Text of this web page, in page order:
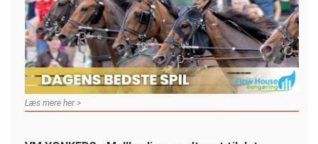
Læs mere her >